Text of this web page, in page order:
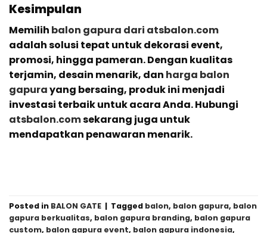
Kesimpulan
Memilih balon gapura dari atsbalon.com
adalah solusi tepat untuk dekorasi event,
promosi, hingga pameran. Dengan kualitas
terjamin, desain menarik, dan harga balon
gapurayang bersaing, produk ini menjadi
investasi terbaik untuk acara Anda. Hubungi
atsbalon.comsekarang juga untuk
mendapatkan penawaran menarik.
Posted in BALON GATE | Tagged balon, balon gapura, balon
gapura berkualitas, balon gapura branding, balon gapura
custom, balon gapura event, balon gapura indonesia,